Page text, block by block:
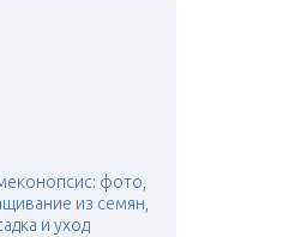
фото,
из семян,
и уход